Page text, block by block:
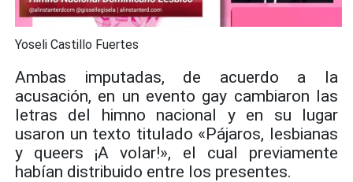
Yoseli Castillo Fuertes
Ambas imputadas, de acuerdo a la
acusación, en un evento gay cambiaron las
letras del himno nacional y en su lugar
usaron un texto titulado «Pájaros, lesbianas
y queers ¡A volar!», el cual previamente
habían distribuido entre los presentes.